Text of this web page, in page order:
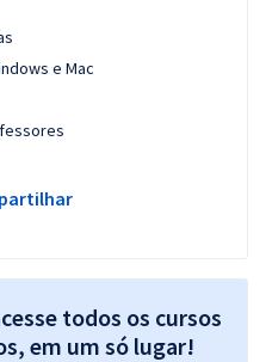
e Mac
todos os cursos
em um só lugar!